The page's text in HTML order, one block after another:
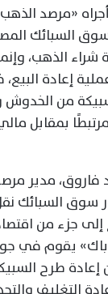
«مرصد
السبائك
الذهب،
إعادة البيع،
من الخدوش
بمقابل
فاروق، مدير
سوق السبائك
إلى جزء من
يقوم في
إعادة طرح